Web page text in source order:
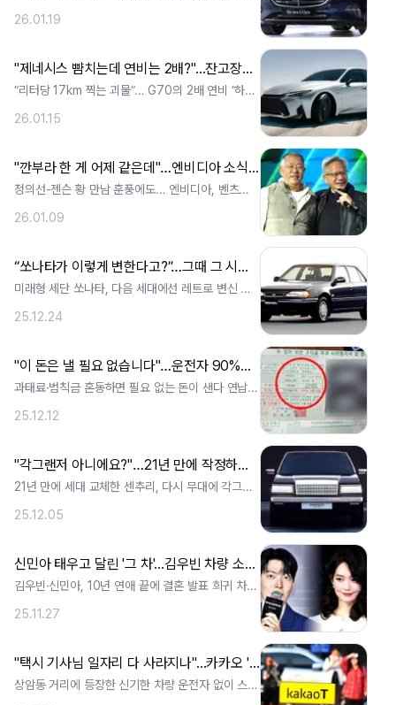
26.01.19
"제네시스 뺨치는데 연비는 2배?"...잔고장까지 없는 신차에 '이럴 수가'
“리터당 17km 찍는 괴물”… G70의 2배 연비 ‘하이
26.01.15
"깐부라 한 게 어제 같은데"…엔비디아 소식에 현대차 '초위기 상황'
정의선-젠슨 황 만남 훈풍에도… 엔비디아, 벤츠와
26.01.09
“쏘나타가 이렇게 변한다고?”…그때 그 시절 디자인 예고 소식에, 예비 오너들 ‘깜짝’
미래형 세단 쏘나타, 다음 세대에선 레트로 변신 가
25.12.24
"이 돈은 낼 필요 없습니다"…운전자 90%가 몰라서 그냥 내는 과태료
과태료·범칙금 혼동하면 필요 없는 돈이 샌다 연납했
25.12.12
"각그랜저 아니에요?"…21년 만에 작정하고 풀체인지, 변화된 실내 모습 보니 '미쳤다'
21년 만에 세대 교체한 센추리, 다시 무대에 각그랜
25.12.05
신민아 태우고 달린 '그 차'...김우빈 차량 소유 목록 보니 "이게 다 얼마야"
김우빈·신민아, 10년 연애 끝에 결혼 발표 희귀 차
25.11.27
"택시 기사님 일자리 다 사라지나"...카카오 '초강수'에 은퇴 준비하던 5060 '발칵'
상암동 거리에 등장한 신기한 차량 운전자 없이 스스